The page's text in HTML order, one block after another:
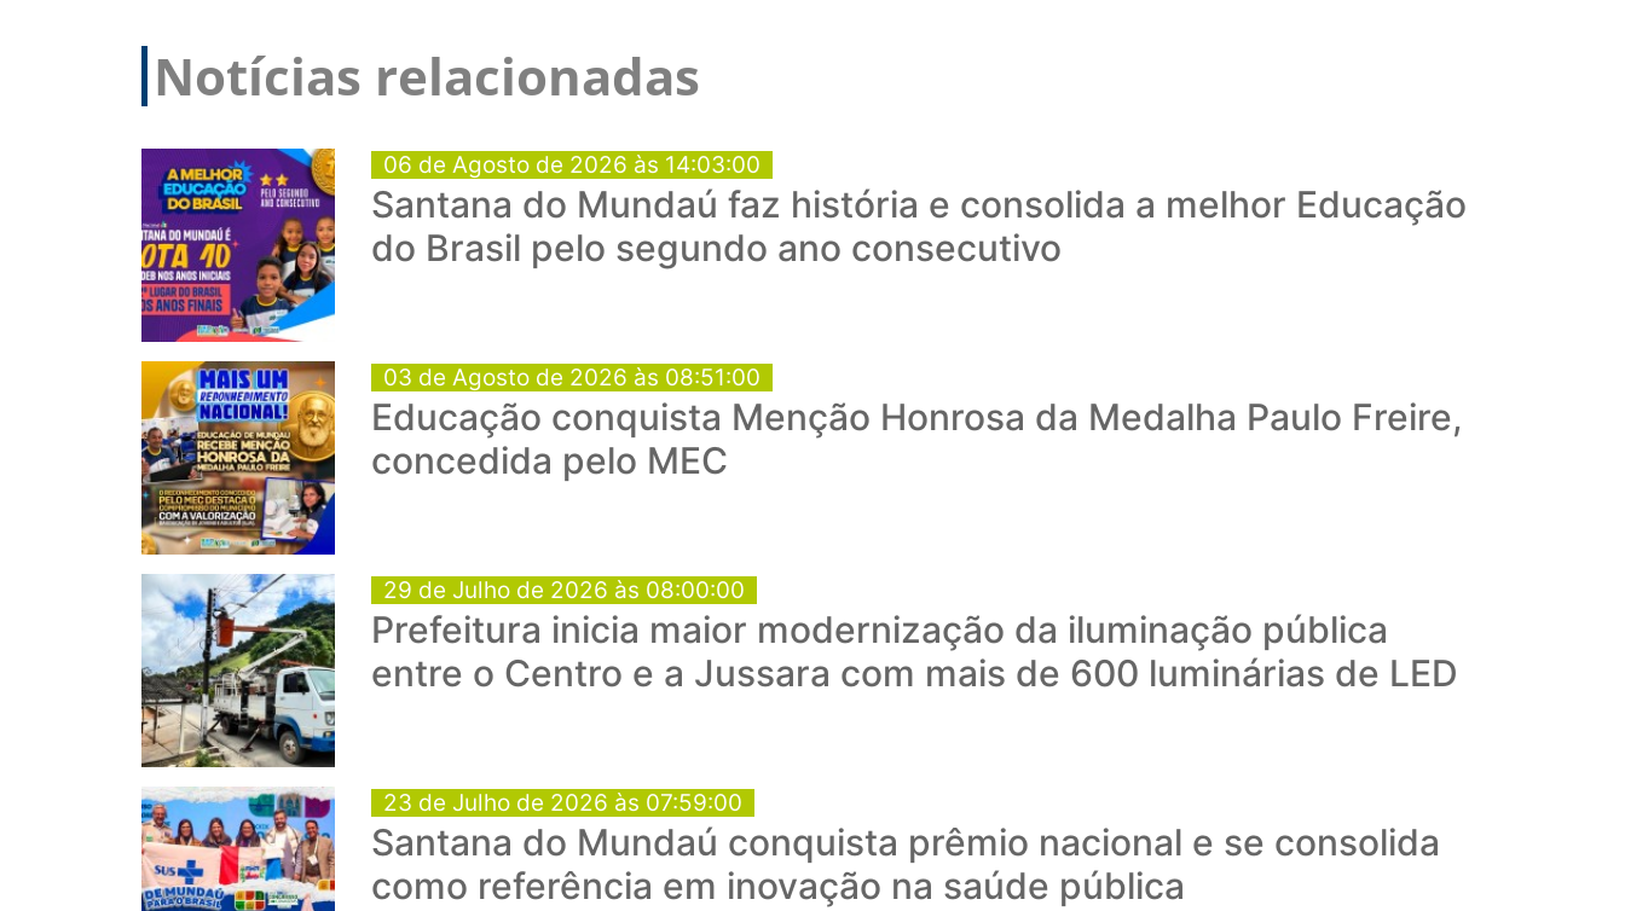
Notícias relacionadas
06 de Agosto de 2026 às 14:03:00
Santana do Mundaú faz história e consolida a melhor Educação
do Brasil pelo segundo ano consecutivo
03 de Agosto de 2026 às 08:51:00
Educação conquista Menção Honrosa da Medalha Paulo Freire,
concedida pelo MEC
29 de Julho de 2026 às 08:00:00
Prefeitura inicia maior modernização da iluminação pública
entre o Centro e a Jussara com mais de 600 luminárias de LED
23 de Julho de 2026 às 07:59:00
Santana do Mundaú conquista prêmio nacional e se consolida
como referência em inovação na saúde pública